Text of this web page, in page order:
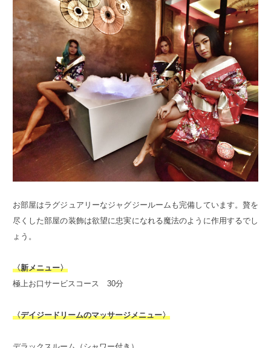
お部屋はラグジュアリーなジャグジールームも完備しています。贅を
尽くした部屋の装飾は欲望に忠実になれる魔法のように作用するでし
ょう。
〈新メニュー〉
極上お口サービスコース 30分
〈デイジードリームのマッサージメニュー〉
デラックスルーム（シャワー付き）